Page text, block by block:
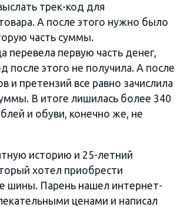
трек-код для
А после этого нужно было
часть суммы.
перевела первую часть денег,
после этого не получила. А после
и претензий все равно зачислила
В итоге лишилась более 340
и обуви, конечно же, не
историю и 25-летний
хотел приобрести
шины. Парень нашел интернет-
ценами и написал